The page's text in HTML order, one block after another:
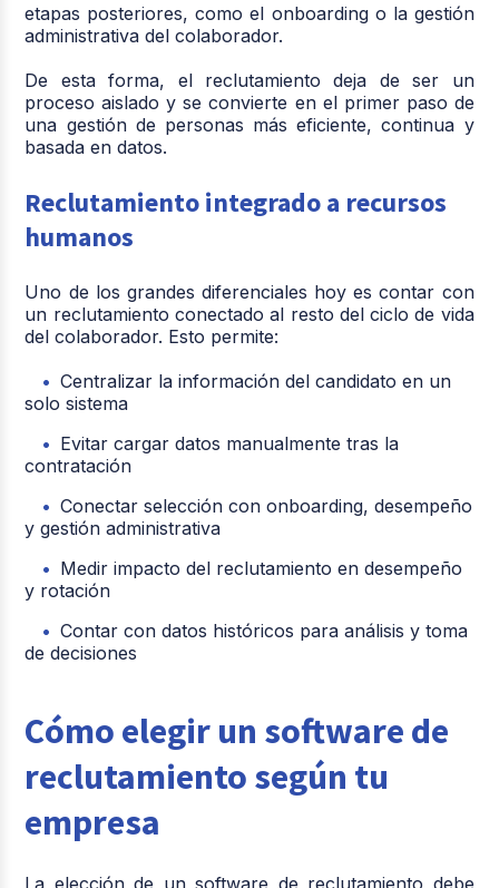
etapas posteriores, como el onboarding o la gestión
administrativa del colaborador.
De esta forma, el reclutamiento deja de ser un
proceso aislado y se convierte en el primer paso de
una gestión de personas más eficiente, continua y
basada en datos.
Reclutamiento integrado a recursos
humanos
Uno de los grandes diferenciales hoy es contar con
un reclutamiento conectado al resto del ciclo de vida
del colaborador. Esto permite:
Centralizar la información del candidato en un
solo sistema
Evitar cargar datos manualmente tras la
contratación
Conectar selección con onboarding, desempeño
y gestión administrativa
Medir impacto del reclutamiento en desempeño
y rotación
Contar con datos históricos para análisis y toma
de decisiones
Cómo elegir un software de
reclutamiento según tu
empresa
La elección de un software de reclutamiento debe